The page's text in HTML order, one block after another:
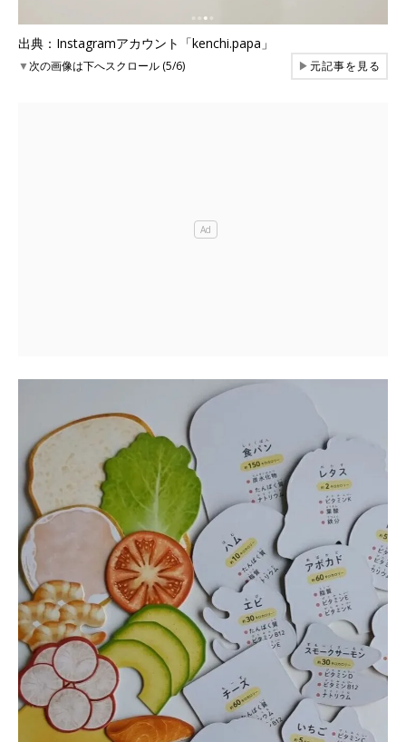
出典：Instagramアカウント「kenchi.papa」
▼次の画像は下へスクロール (5/6) ▶元記事を見る